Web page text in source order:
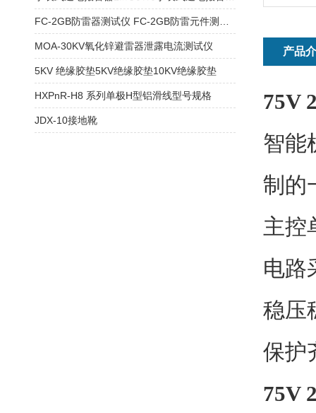
产品
75V
智能
制的
主控
电路
稳压
保护
75V
MOA-30KV氧化锌避雷器泄露电流测试仪
5KV 绝缘胶垫5KV绝缘胶垫10KV绝缘胶垫
HXPnR-H8 系列单极H型铝滑线型号规格
JDX-10接地靴